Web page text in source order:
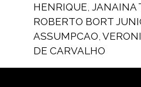
HENRIQUE JANAINA
ROBERTO BORT
ASSUMPCAO
DE CARVALHO